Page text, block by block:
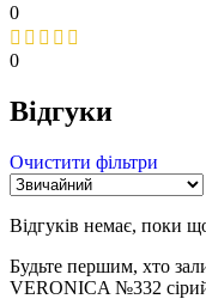
0
0
Відгуки
Очистити фільтри
Відгуків немає, поки
Будьте першим, хто
VERONICA №332